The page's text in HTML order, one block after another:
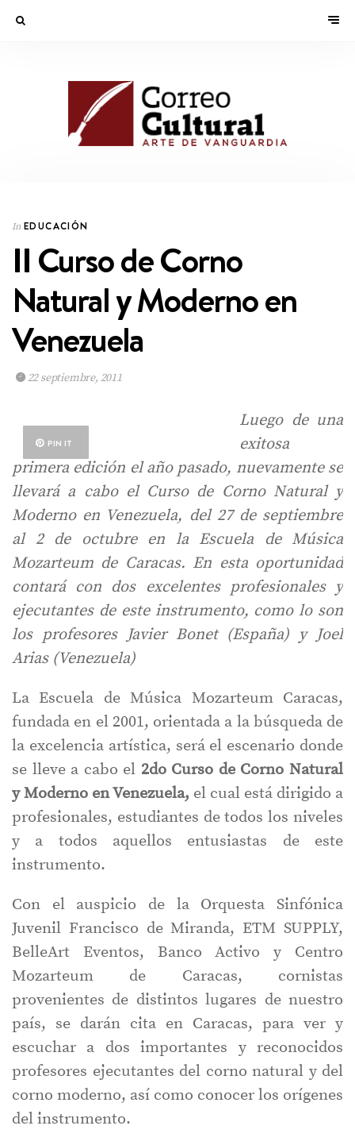
In EDUCACIÓN
II Curso de Corno
Natural y Moderno en
Venezuela
22 septiembre, 2011
PIN IT
Luego de una
exitosa
primera edición el año pasado, nuevamente se
llevará a cabo el Curso de Corno Natural y
Moderno en Venezuela, del 27 de septiembre
al 2 de octubre en la Escuela de Música
Mozarteum de Caracas. En esta oportunidad
contará con dos excelentes profesionales y
ejecutantes de este instrumento, como lo son
los profesores Javier Bonet (España) y Joel
Arias (Venezuela)
La Escuela de Música Mozarteum Caracas,
fundada en el 2001, orientada a la búsqueda de
la excelencia artística, será el escenario donde
se lleve a cabo el 2do Curso de Corno Natural
y Moderno en Venezuela, el cual está dirigido a
profesionales, estudiantes de todos los niveles
y a todos aquellos entusiastas de este
instrumento.
Con el auspicio de la Orquesta Sinfónica
Juvenil Francisco de Miranda, ETM SUPPLY,
BelleArt Eventos, Banco Activo y Centro
Mozarteum de Caracas, cornistas
provenientes de distintos lugares de nuestro
país, se darán cita en Caracas, para ver y
escuchar a dos importantes y reconocidos
profesores ejecutantes del corno natural y del
corno moderno, así como conocer los orígenes
del instrumento.